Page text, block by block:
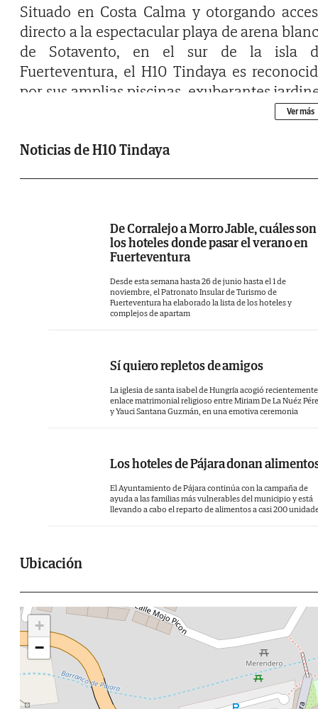
Situado en Costa Calma y otorgando
directo a la espectacular playa de arena
de Sotavento, en el sur de la isla
Fuerteventura, el H10 Tindaya es
por sus amplias piscinas, exuberantes
y vistas espectaculares al mar desde
gastronómica que incluye el Restaurante a
Adventure, el Splash Park y el
Privilege, Exclusive Rooms and Services.
el sur de la isla de Fuerteventura, con
directo a la playa de Sotavento desde el
Calma, famosa por sus maravillosas playas
arena blanca y aguas turquesa, es el
perfecto para disfrutar de unas
windsurf y kitesurf entre otras
Ver más
Noticias de H10 Tindaya
De Corralejo a Morro Jable, cuáles son
los hoteles donde pasar el verano en
Fuerteventura
Desde esta semana hasta 26 de junio hasta el 1 de
noviembre, el Patronato Insular de Turismo de
Fuerteventura ha elaborado la lista de los hoteles y
complejos de apartam
Sí quiero repletos de amigos
La iglesia de santa isabel de Hungría acogió
enlace matrimonial religioso entre Miriam De La Nuéz
y Yauci Santana Guzmán, en una emotiva ceremonia
Los hoteles de Pájara donan
El Ayuntamiento de Pájara continúa con la campaña de
ayuda a las familias más vulnerables del municipio y está
llevando a cabo el reparto de alimentos a casi 200
Ubicación
+
−